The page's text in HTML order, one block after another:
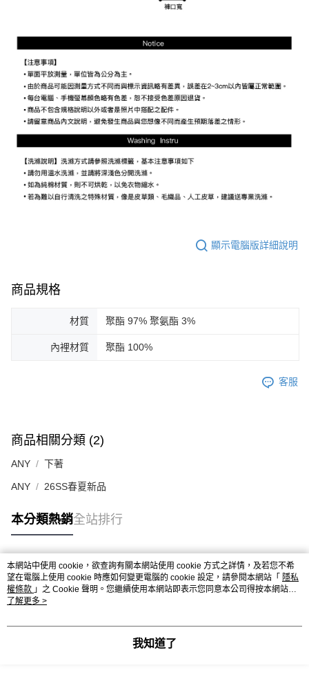
顯示電腦版詳細說明
商品規格
材質 聚酯 97% 聚氨酯 3%
內裡材質 聚酯 100%
客服
商品相關分類 (2)
ANY 下著
ANY 26SS春夏新品
本分類熱銷全站排行
熱門標籤
本網站中使用 cookie，欲查詢有關本網站使用 cookie 方式之詳情，及若您不希
望在電腦上使用 cookie 時應如何變更電腦的 cookie 設定，請參閱本網站「 隱私
權條款 」之 Cookie 聲明。您繼續使用本網站即表示您同意本公司得按本網站使
用條款之 Cookie 聲明使用 cookie。
了解更多 >
我知道了